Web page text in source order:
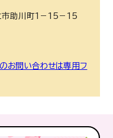
助川町1－15－15
お問い合わせは専用フ